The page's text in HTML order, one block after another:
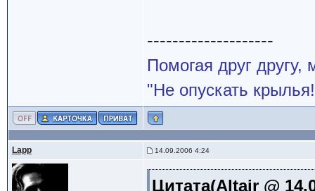
--------------------
Помогая друг
"Не опускать
Lapp 14.09.2006 4:24
Цитата(Altair @